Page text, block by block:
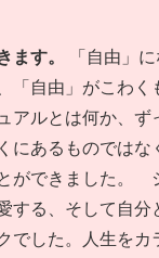
ます。
「自由」
「自由」がこわく
アルとは何か、ず
にあるものではな
ができました。
する、そして自分
でした。人生をカ